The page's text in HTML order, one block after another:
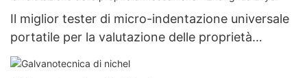
Il miglior tester di micro-indentazione universale
portatile per la valutazione delle proprietà
meccaniche - Zhanghua Dryer